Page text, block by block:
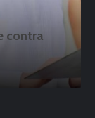
contra